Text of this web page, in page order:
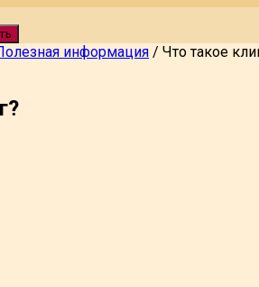
информация / Что такое